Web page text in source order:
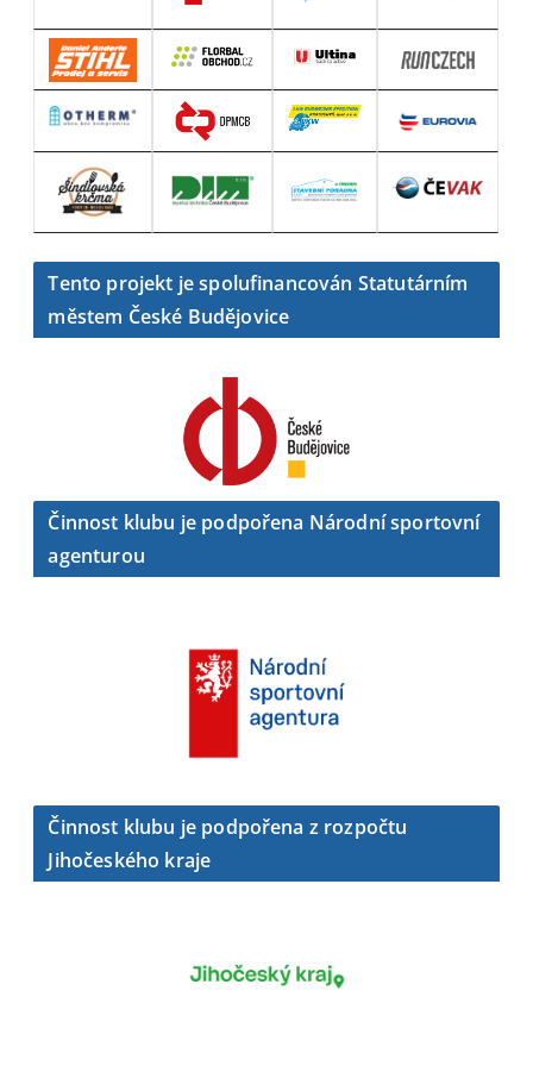
Tento projekt je spolufinancován Statutárním
městem České Budějovice
Činnost klubu je podpořena Národní sportovní
agenturou
Činnost klubu je podpořena z rozpočtu
Jihočeského kraje